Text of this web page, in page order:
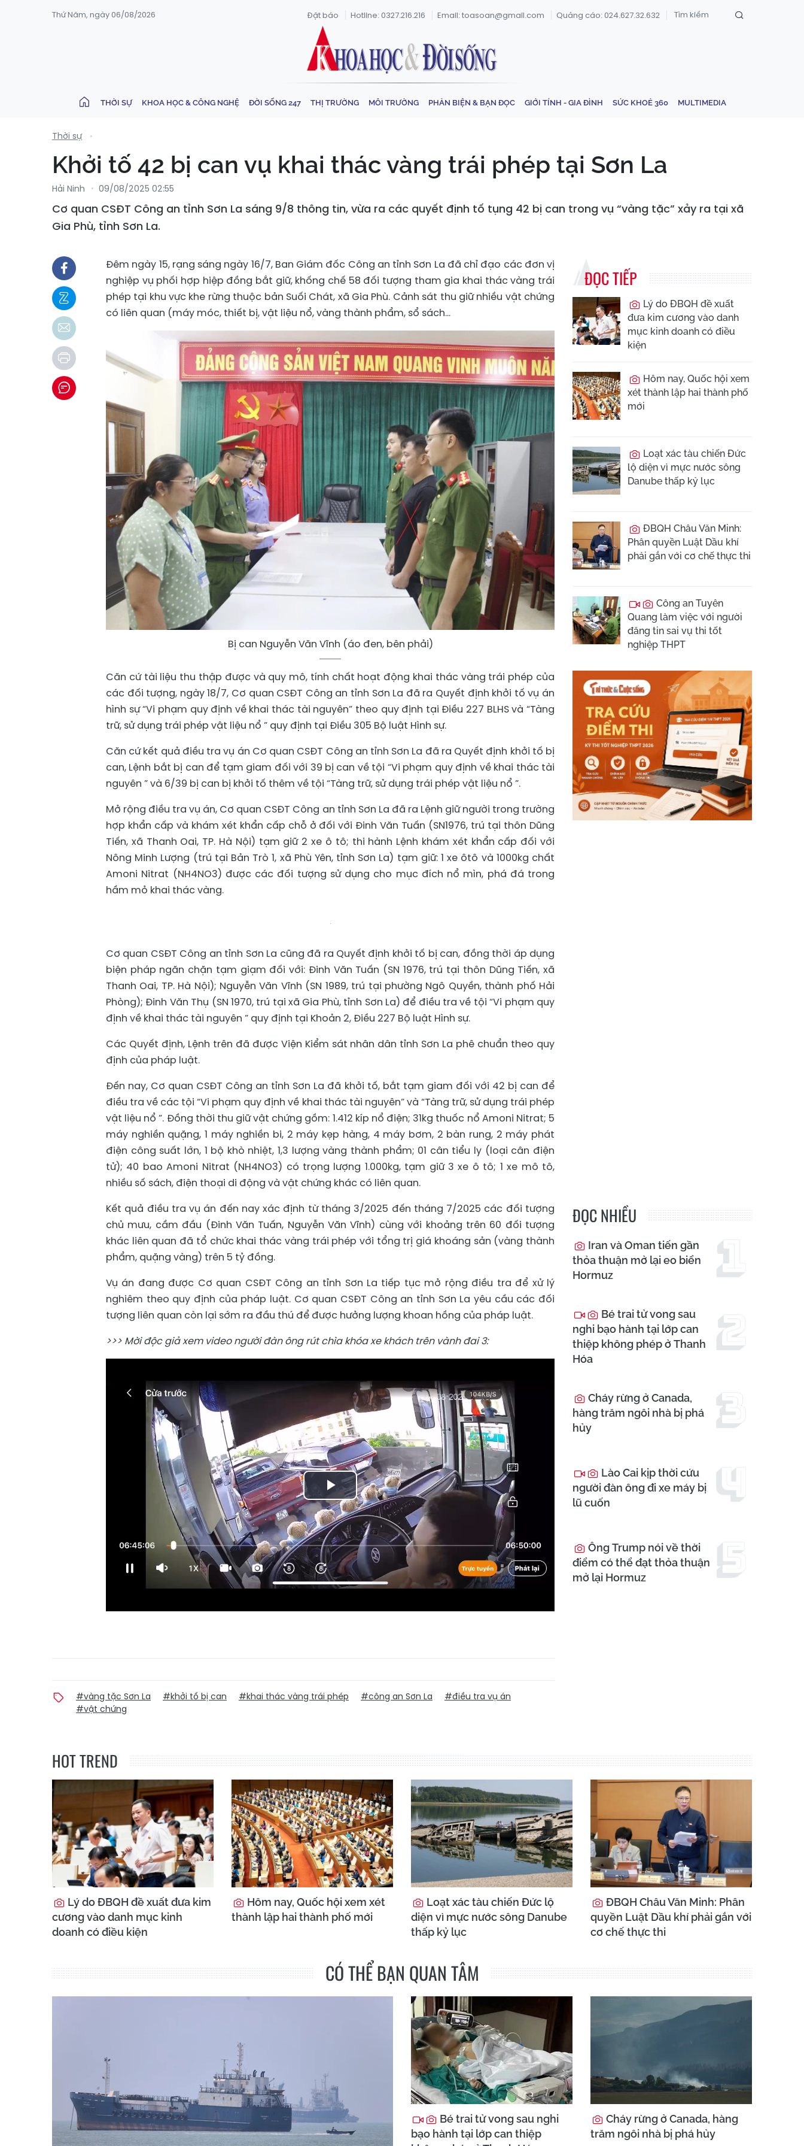
Thứ Năm, ngày 06/08/2026 Đặt báo Hotline: 0327.216.216 Email: toasoan@gmail.com Quảng cáo: 024.627.32.632
THỜI SỰ KHOA HỌC & CÔNG NGHỆ ĐỜI SỐNG 247 THỊ TRƯỜNG MÔI TRƯỜNG PHẢN BIỆN & BẠN ĐỌC GIỚI TÍNH - GIA ĐÌNH SỨC KHOẺ 360 MULTIMEDIA
Thời sự
Khởi tố 42 bị can vụ khai thác vàng trái phép tại Sơn La
Hải Ninh 09/08/2025 02:55
Cơ quan CSĐT Công an tỉnh Sơn La sáng 9/8 thông tin, vừa ra các quyết định tố tụng 42 bị can trong vụ “vàng tặc” xảy ra tại xã
Gia Phù, tỉnh Sơn La.
Đêm ngày 15, rạng sáng ngày 16/7, Ban Giám đốc Công an tỉnh Sơn La đã chỉ đạo các đơn vị
nghiệp vụ phối hợp hiệp đồng bắt giữ, khống chế 58 đối tượng tham gia khai thác vàng trái
phép tại khu vực khe rừng thuộc bản Suối Chát, xã Gia Phù. Cảnh sát thu giữ nhiều vật chứng
có liên quan (máy móc, thiết bị, vật liệu nổ, vàng thành phẩm, sổ sách…
Bị can Nguyễn Văn Vĩnh (áo đen, bên phải)
Căn cứ tài liệu thu thập được và quy mô, tính chất hoạt động khai thác vàng trái phép của
các đối tượng, ngày 18/7, Cơ quan CSĐT Công an tỉnh Sơn La đã ra Quyết định khởi tố vụ án
hình sự “Vi phạm quy định về khai thác tài nguyên” theo quy định tại Điều 227 BLHS và “Tàng
trữ, sử dụng trái phép vật liệu nổ ” quy định tại Điều 305 Bộ luật Hình sự.
Căn cứ kết quả điều tra vụ án Cơ quan CSĐT Công an tỉnh Sơn La đã ra Quyết định khởi tố bị
can, Lệnh bắt bị can để tạm giam đối với 39 bị can về tội “Vi phạm quy định về khai thác tài
nguyên ” và 6/39 bị can bị khởi tố thêm về tội “Tàng trữ, sử dụng trái phép vật liệu nổ ”.
Mở rộng điều tra vụ án, Cơ quan CSĐT Công an tỉnh Sơn La đã ra Lệnh giữ người trong trường
hợp khẩn cấp và khám xét khẩn cấp chỗ ở đối với Đinh Văn Tuấn (SN1976, trú tại thôn Dũng
Tiến, xã Thanh Oai, TP. Hà Nội) tạm giữ 2 xe ô tô; thi hành Lệnh khám xét khẩn cấp đối với
Nông Minh Lượng (trú tại Bản Trò 1, xã Phù Yên, tỉnh Sơn La) tạm giữ: 1 xe ôtô và 1000kg chất
Amoni Nitrat (NH4NO3) được các đối tượng sử dụng cho mục đích nổ mìn, phá đá trong
hầm mỏ khai thác vàng.
Cơ quan CSĐT Công an tỉnh Sơn La cũng đã ra Quyết định khởi tố bị can, đồng thời áp dụng
biện pháp ngăn chặn tạm giạm đối với: Đinh Văn Tuấn (SN 1976, trú tại thôn Dũng Tiến, xã
Thanh Oai, TP. Hà Nội); Nguyễn Văn Vĩnh (SN 1989, trú tại phường Ngô Quyền, thành phố Hải
Phòng); Đinh Văn Thụ (SN 1970, trú tại xã Gia Phù, tỉnh Sơn La) để điều tra về tội “Vi phạm quy
định về khai thác tài nguyên ” quy định tại Khoản 2, Điều 227 Bộ luật Hình sự.
Các Quyết định, Lệnh trên đã được Viện Kiểm sát nhân dân tỉnh Sơn La phê chuẩn theo quy
định của pháp luật.
Đến nay, Cơ quan CSĐT Công an tỉnh Sơn La đã khởi tố, bắt tạm giam đối với 42 bị can để
điều tra về các tội “Vi phạm quy định về khai thác tài nguyên” và “Tàng trữ, sử dụng trái phép
vật liệu nổ ”. Đồng thời thu giữ vật chứng gồm: 1.412 kíp nổ điện; 31kg thuốc nổ Amoni Nitrat; 5
máy nghiền quặng, 1 máy nghiền bi, 2 máy kẹp hàng, 4 máy bơm, 2 bàn rung, 2 máy phát
điện công suất lớn, 1 bộ khò nhiệt, 1,3 lượng vàng thành phẩm; 01 cân tiểu ly (loại cân điện
tử); 40 bao Amoni Nitrat (NH4NO3) có trọng lượng 1.000kg, tạm giữ 3 xe ô tô; 1 xe mô tô,
nhiều số sách, điện thoại di động và vật chứng khác có liên quan.
Kết quả điều tra vụ án đến nay xác định từ tháng 3/2025 đến tháng 7/2025 các đối tượng
chủ mưu, cầm đầu (Đinh Văn Tuấn, Nguyễn Văn Vĩnh) cùng với khoảng trên 60 đối tượng
khác liên quan đã tổ chức khai thác vàng trái phép với tổng trị giá khoáng sản (vàng thành
phẩm, quặng vàng) trên 5 tỷ đồng.
Vụ án đang được Cơ quan CSĐT Công an tỉnh Sơn La tiếp tục mở rộng điều tra để xử lý
nghiêm theo quy định của pháp luật. Cơ quan CSĐT Công an tỉnh Sơn La yêu cầu các đối
tượng liên quan còn lại sớm ra đầu thú để được hưởng lượng khoan hồng của pháp luật.
>>> Mời độc giả xem video người đàn ông rút chìa khóa xe khách trên vành đai 3:
Play
Video
#vàng tặc Sơn La #khởi tố bị can #khai thác vàng trái phép #công an Sơn La
#điều tra vụ án
#vật chứng
ĐỌC TIẾP
Lý do ĐBQH đề xuất
đưa kim cương vào danh
mục kinh doanh có điều
kiện
Hôm nay, Quốc hội xem
xét thành lập hai thành phố
mới
Loạt xác tàu chiến Đức
lộ diện vì mực nước sông
Danube thấp kỷ lục
ĐBQH Châu Văn Minh:
Phân quyền Luật Dầu khí
phải gắn với cơ chế thực thi
Công an Tuyên
Quang làm việc với người
đăng tin sai vụ thi tốt
nghiệp THPT
ĐỌC NHIỀU
Iran và Oman tiến gần
thỏa thuận mở lại eo biển
Hormuz
Bé trai tử vong sau
nghi bạo hành tại lớp can
thiệp không phép ở Thanh
Hóa
Cháy rừng ở Canada,
hàng trăm ngôi nhà bị phá
hủy
Lào Cai kịp thời cứu
người đàn ông đi xe máy bị
lũ cuốn
Ông Trump nói về thời
điểm có thể đạt thỏa thuận
mở lại Hormuz
HOT TREND
Lý do ĐBQH đề xuất đưa kim
cương vào danh mục kinh
doanh có điều kiện
Hôm nay, Quốc hội xem xét
thành lập hai thành phố mới
Loạt xác tàu chiến Đức lộ
diện vì mực nước sông Danube
thấp kỷ lục
ĐBQH Châu Văn Minh: Phân
quyền Luật Dầu khí phải gắn với
cơ chế thực thi
CÓ THỂ BẠN QUAN TÂM
Bé trai tử vong sau nghi
bạo hành tại lớp can thiệp
Cháy rừng ở Canada, hàng
trăm ngôi nhà bị phá hủy